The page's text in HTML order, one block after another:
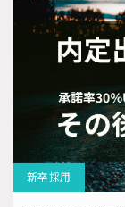
新卒採用